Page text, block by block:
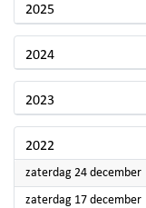
2025
2024
2023
2022
zaterdag 24 december
zaterdag 17 december